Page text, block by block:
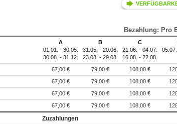
Bezahlung: Pro
A
01.01. - 30.05.
30.08. - 31.12.
B
31.05. - 20.06.
23.08. - 29.08.
C
21.06. - 04.07.
16.08. - 22.08.
67,00 € 79,00 € 108,00 €
67,00 € 79,00 € 108,00 €
67,00 € 79,00 € 108,00 €
67,00 € 79,00 € 108,00 €
Zuzahlungen